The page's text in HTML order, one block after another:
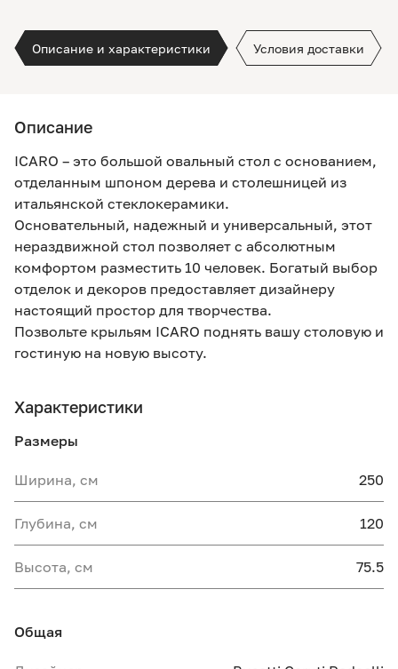
Описание и характеристики Условия доставки
Описание
ICARO – это большой овальный стол с основанием,
отделанным шпоном дерева и столешницей из
итальянской стеклокерамики.
Основательный, надежный и универсальный, этот
нераздвижной стол позволяет с абсолютным
комфортом разместить 10 человек. Богатый выбор
отделок и декоров предоставляет дизайнеру
настоящий простор для творчества.
Позвольте крыльям ICARO поднять вашу столовую и
гостиную на новую высоту.
Характеристики
Размеры
Ширина, см 250
Глубина, см 120
Высота, см 75.5
Общая